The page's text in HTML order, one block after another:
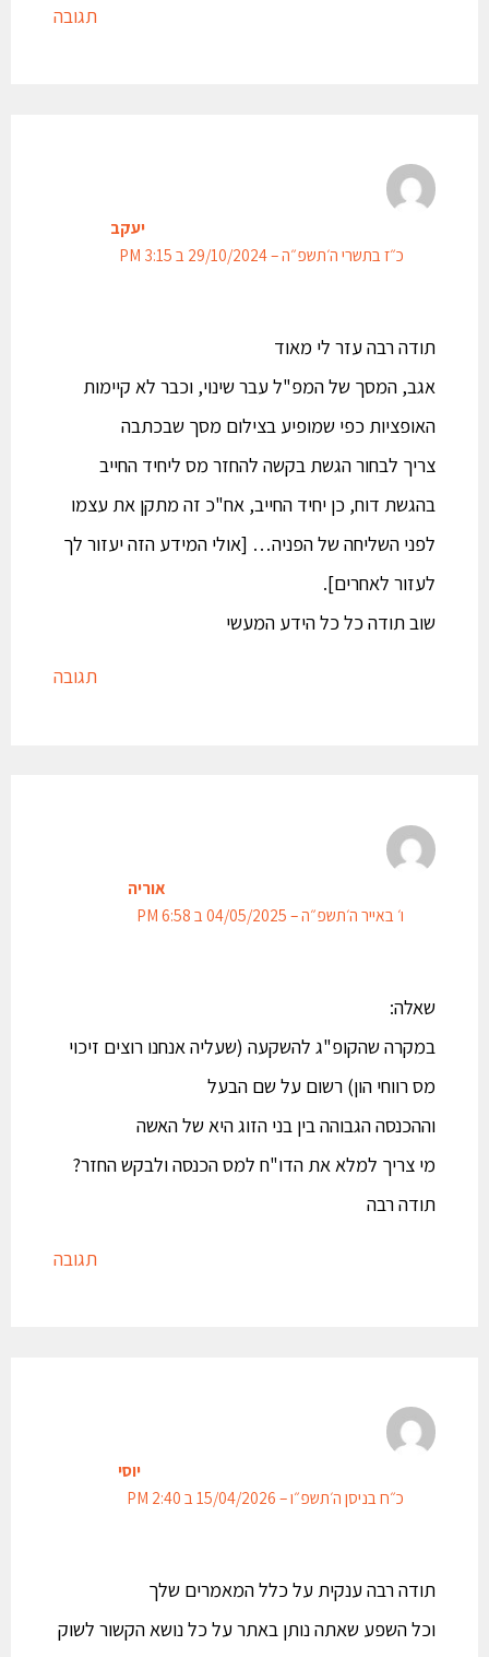
תגובה
יעקב
כ״ז בתשרי ה׳תשפ״ה – 29/10/2024 ב 3:15 PM
תודה רבה עזר לי מאוד
אגב, המסך של המפ"ל עבר שינוי, וכבר לא קיימות
האופציות כפי שמופיע בצילום מסך שבכתבה
צריך לבחור הגשת בקשה להחזר מס ליחיד החייב
בהגשת דוח, כן יחיד החייב, אח"כ זה מתקן את עצמו
לפני השליחה של הפניה… [אולי המידע הזה יעזור לך
לעזור לאחרים].
שוב תודה כל כל הידע המעשי
תגובה
אוריה
ו׳ באייר ה׳תשפ״ה – 04/05/2025 ב 6:58 PM
שאלה:
במקרה שהקופ"ג להשקעה (שעליה אנחנו רוצים זיכוי
מס רווחי הון) רשום על שם הבעל
וההכנסה הגבוהה בין בני הזוג היא של האשה
מי צריך למלא את הדו"ח למס הכנסה ולבקש החזר?
תודה רבה
תגובה
יוסי
כ״ח בניסן ה׳תשפ״ו – 15/04/2026 ב 2:40 PM
תודה רבה ענקית על כלל המאמרים שלך
וכל השפע שאתה נותן באתר על כל נושא הקשור לשוק